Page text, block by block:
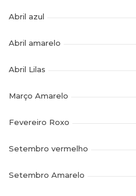
Abril azul
Abril amarelo
Abril Lilas
Março Amarelo
Fevereiro Roxo
Setembro vermelho
Setembro Amarelo